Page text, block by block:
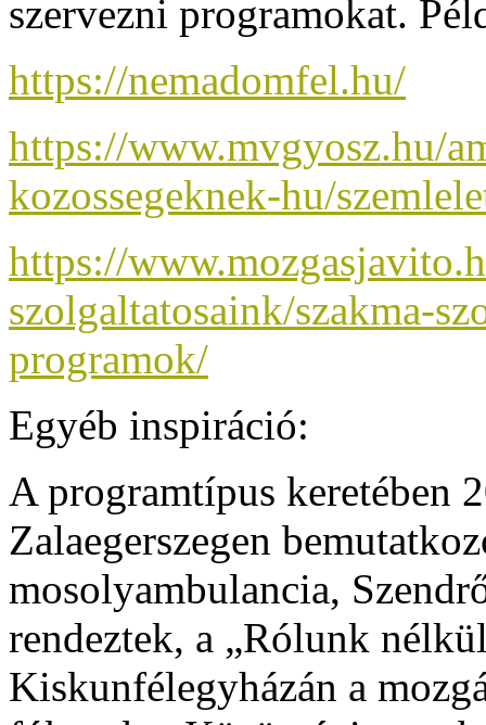
szervezni programokat.
https://nemadomfel.hu/
https://www.mvgyosz.hu/
kozossegeknek-hu/
https://
szolgaltatosaink/szakma-
programok/
Egyéb inspiráció:
A programtípus keretében
Zalaegerszegen
mosolyambulancia,
rendeztek, a „Rólunk
Kiskunfélegyházán a